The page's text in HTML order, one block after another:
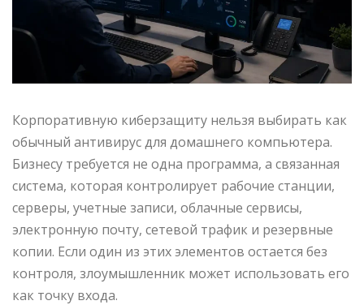
Корпоративную киберзащиту нельзя выбирать как
обычный антивирус для домашнего компьютера.
Бизнесу требуется не одна программа, а связанная
система, которая контролирует рабочие станции,
серверы, учетные записи, облачные сервисы,
электронную почту, сетевой трафик и резервные
копии. Если один из этих элементов остается без
контроля, злоумышленник может использовать его
как точку входа.